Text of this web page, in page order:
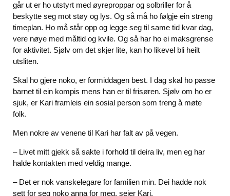
går ut er ho utstyrt med øyreproppar og solbriller for å
beskytte seg mot støy og lys. Og så må ho følgje ein streng
timeplan. Ho må står opp og legge seg til same tid kvar dag,
vere nøye med måltid og kvile. Og så har ho ei maksgrense
for aktivitet. Sjølv om det skjer lite, kan ho likevel bli heilt
utsliten.
Skal ho gjere noko, er formiddagen best. I dag skal ho passe
barnet til ein kompis mens han er til frisøren. Sjølv om ho er
sjuk, er Kari framleis ein sosial person som treng å møte
folk.
Men nokre av venene til Kari har falt av på vegen.
– Livet mitt gjekk så sakte i forhold til deira liv, men eg har
halde kontakten med veldig mange.
– Det er nok vanskelegare for familien min. Dei hadde nok
sett for seg noko anna for meg, seier Kari.